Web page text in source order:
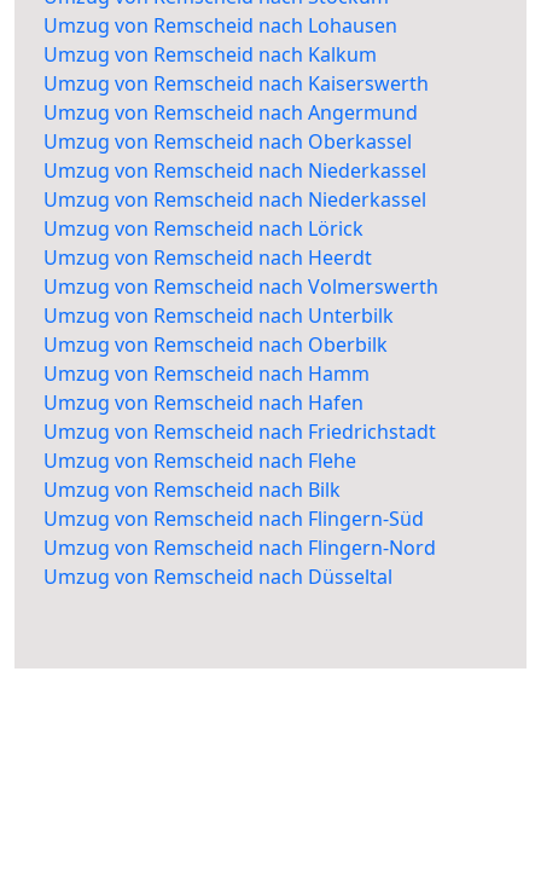
Umzug von Remscheid nach Lohausen
Umzug von Remscheid nach Kalkum
Umzug von Remscheid nach Kaiserswerth
Umzug von Remscheid nach Angermund
Umzug von Remscheid nach Oberkassel
Umzug von Remscheid nach Niederkassel
Umzug von Remscheid nach Niederkassel
Umzug von Remscheid nach Lörick
Umzug von Remscheid nach Heerdt
Umzug von Remscheid nach Volmerswerth
Umzug von Remscheid nach Unterbilk
Umzug von Remscheid nach Oberbilk
Umzug von Remscheid nach Hamm
Umzug von Remscheid nach Hafen
Umzug von Remscheid nach Friedrichstadt
Umzug von Remscheid nach Flehe
Umzug von Remscheid nach Bilk
Umzug von Remscheid nach Flingern-Süd
Umzug von Remscheid nach Flingern-Nord
Umzug von Remscheid nach Düsseltal